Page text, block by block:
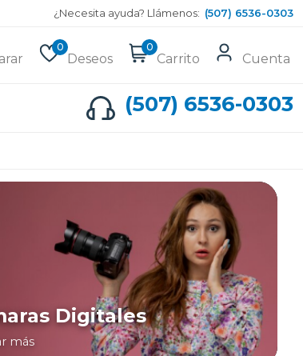
¿Necesita ayuda? Llámenos: (507) 6536-0303
0
Deseos
0
Carrito Cuenta
(507) 6536-0303
Digitales
más